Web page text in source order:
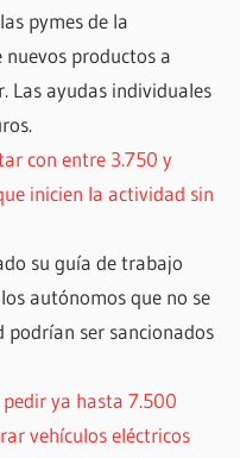
pymes de la
productos a
Las ayudas individuales
con entre 3.750 y
inicien la actividad sin
su guía de trabajo
autónomos que no se
ser sancionados
ya hasta 7.500
vehículos eléctricos